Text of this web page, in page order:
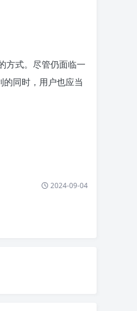
方式。尽管仍面临一
同时，用户也应当
2024-09-04